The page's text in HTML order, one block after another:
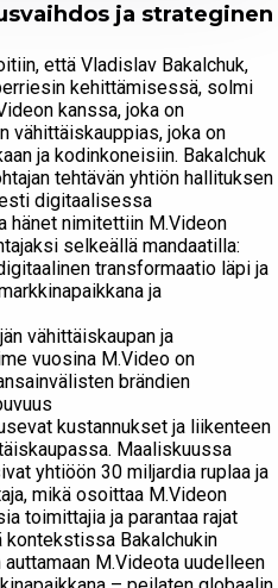
ja strateginen
että Vladislav Bakalchuk,
kehittämisessä, solmi
kanssa, joka on
vähittäiskauppias, joka on
ja kodinkoneisiin. Bakalchuk
tehtävän yhtiön hallituksen
digitaalisessa
hänet nimitettiin M.Videon
selkeällä mandaatilla:
transformaatio läpi ja
ja
vähittäiskaupan ja
vuosina M.Video on
brändien
kustannukset ja liikenteen
Maaliskuussa
yhtiöön 30 miljardia ruplaa ja
mikä osoittaa M.Videon
toimittajia ja parantaa rajat
kontekstissa Bakalchukin
M.Videota uudelleen